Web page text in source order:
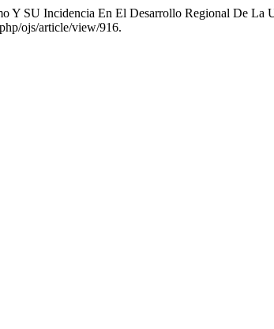
Y SU Incidencia En El Desarrollo Regional De La
ojs/article/view/916.